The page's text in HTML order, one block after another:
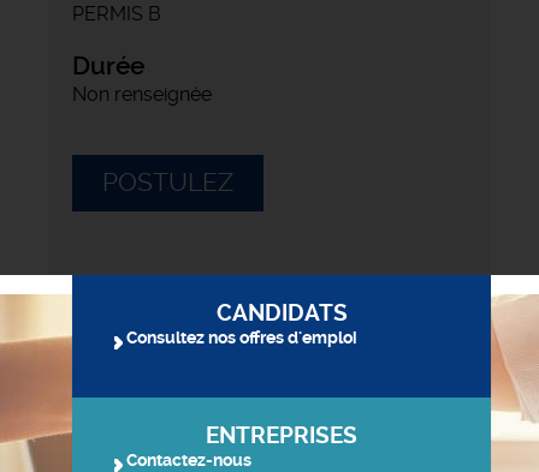
PERMIS B
Durée
Non renseignée
POSTULEZ
CANDIDATS
Consultez nos offres d'emploi
ENTREPRISES
Contactez-nous